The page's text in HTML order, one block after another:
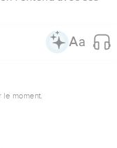
moment.